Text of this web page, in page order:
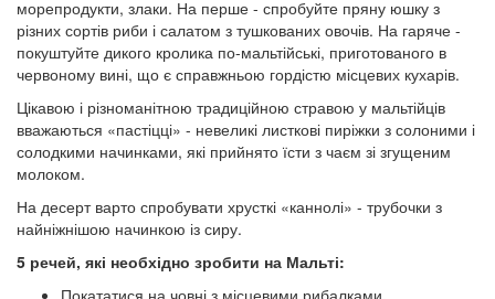
морепродукти, злаки. На перше - спробуйте пряну юшку з
різних сортів риби і салатом з тушкованих овочів. На гаряче -
покуштуйте дикого кролика по-мальтійські, приготованого в
червоному вині, що є справжньою гордістю місцевих кухарів.
Цікавою і різноманітною традиційною стравою у мальтійців
вважаються «пастіцці» - невеликі листкові пиріжки з солоними і
солодкими начинками, які прийнято їсти з чаєм зі згущеним
молоком.
На десерт варто спробувати хрусткі «каннолі» - трубочки з
найніжнішою начинкою із сиру.
5 речей, які необхідно зробити на Мальті: